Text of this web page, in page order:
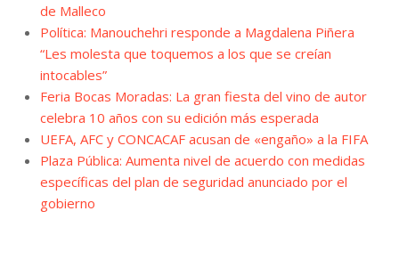
de Malleco
Política: Manouchehri responde a Magdalena Piñera
“Les molesta que toquemos a los que se creían
intocables”
Feria Bocas Moradas: La gran fiesta del vino de autor
celebra 10 años con su edición más esperada
UEFA, AFC y CONCACAF acusan de «engaño» a la FIFA
Plaza Pública: Aumenta nivel de acuerdo con medidas
específicas del plan de seguridad anunciado por el
gobierno